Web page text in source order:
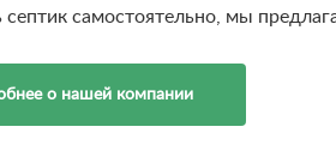
септик самостоятельно, мы
о нашей компании